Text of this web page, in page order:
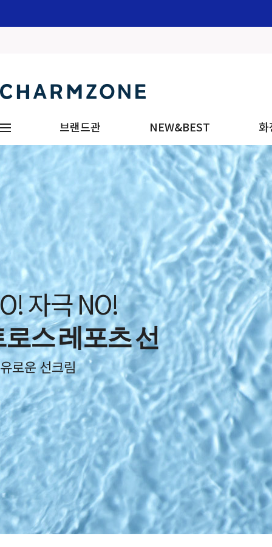
브랜드관 NEW&BEST 화
자극 NO!
스 레포츠 선
로운 선크림